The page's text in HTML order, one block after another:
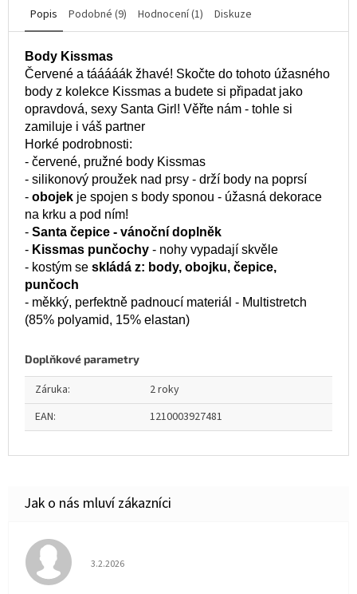
Popis Podobné (9) Hodnocení (1) Diskuze
Body Kissmas
Červené a tááááák žhavé! Skočte do tohoto úžasného
body z kolekce Kissmas a budete si připadat jako
opravdová, sexy Santa Girl! Věřte nám - tohle si
zamiluje i váš partner
Horké podrobnosti:
- červené, pružné body Kissmas
- silikonový proužek nad prsy - drží body na poprsí
- obojek je spojen s body sponou - úžasná dekorace
na krku a pod ním!
- Santa čepice - vánoční doplněk
- Kissmas punčochy - nohy vypadají skvěle
- kostým se skládá z: body, obojku, čepice,
punčoch
- měkký, perfektně padnoucí materiál - Multistretch
(85% polyamid, 15% elastan)
Doplňkové parametry
Záruka:
2 roky
EAN: 1210003927481
Hodnocení obchodu je 5 z 5 hvězdiček.
3.2.2026